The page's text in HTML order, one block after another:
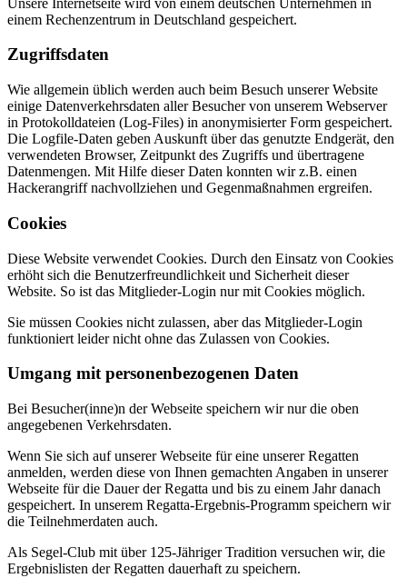
einem Rechenzentrum in Deutschland gespeichert.
Zugriffsdaten
Wie allgemein üblich werden auch beim Besuch unserer Website
einige Datenverkehrsdaten aller Besucher von unserem Webserver
in Protokolldateien (Log-Files) in anonymisierter Form gespeichert.
Die Logfile-Daten geben Auskunft über das genutzte Endgerät, den
verwendeten Browser, Zeitpunkt des Zugriffs und übertragene
Datenmengen. Mit Hilfe dieser Daten konnten wir z.B. einen
Hackerangriff nachvollziehen und Gegenmaßnahmen ergreifen.
Cookies
Diese Website verwendet Cookies. Durch den Einsatz von Cookies
erhöht sich die Benutzerfreundlichkeit und Sicherheit dieser
Website. So ist das Mitglieder-Login nur mit Cookies möglich.
Sie müssen Cookies nicht zulassen, aber das Mitglieder-Login
funktioniert leider nicht ohne das Zulassen von Cookies.
Umgang mit personenbezogenen Daten
Bei Besucher(inne)n der Webseite speichern wir nur die oben
angegebenen Verkehrsdaten.
Wenn Sie sich auf unserer Webseite für eine unserer Regatten
anmelden, werden diese von Ihnen gemachten Angaben in unserer
Webseite für die Dauer der Regatta und bis zu einem Jahr danach
gespeichert. In unserem Regatta-Ergebnis-Programm speichern wir
die Teilnehmerdaten auch.
Als Segel-Club mit über 125-Jähriger Tradition versuchen wir, die
Ergebnislisten der Regatten dauerhaft zu speichern.